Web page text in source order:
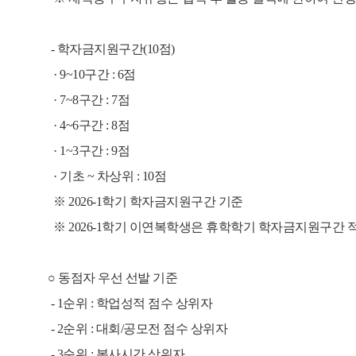
- 학자금지원구간(10점)
· 9~10구간 : 6점
· 7~8구간 : 7점
·4~6구간 : 8점
· 1~3구간 : 9점
· 기초 ~ 차상위 : 10점
※ 2026-1학기 학자금지원구간 기준
※ 2026-1학기 이연복학생은 휴학학기 학자금지원구간
○ 동점자 우선 선발 기준
- 1순위 : 학업성적 점수 상위자
- 2순위 : 대회/공모전 점수 상위자